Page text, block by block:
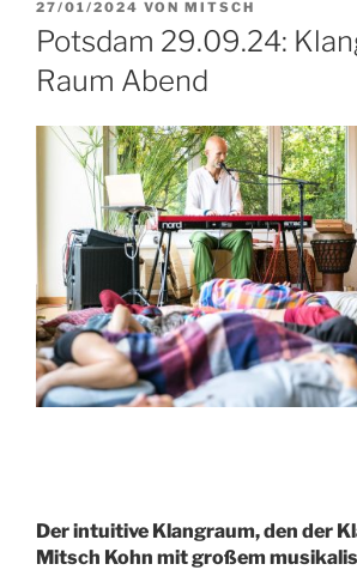
VERÖFFENTLICHT
AM
27/01/2024 VON MITSCH
Potsdam 29.09.24:
Raum Abend
Der intuitive Klangraum, den der
Mitsch Kohn mit großem